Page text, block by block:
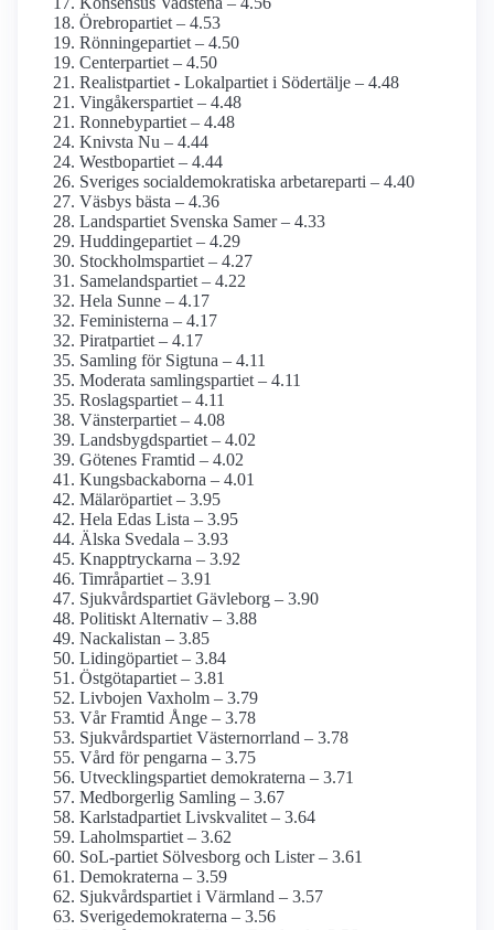
Örebropartiet – 4.53
Rönningepartiet – 4.50
Centerpartiet – 4.50
Realistpartiet - Lokalpartiet i Södertälje – 4.48
Vingåkerspartiet – 4.48
Ronnebypartiet – 4.48
Knivsta Nu – 4.44
Westbopartiet – 4.44
Sveriges social­demokratiska arbetareparti – 4.40
Väsbys bästa – 4.36
Landspartiet Svenska Samer – 4.33
Huddingepartiet – 4.29
Stockholmspartiet – 4.27
Samelandspartiet – 4.22
Hela Sunne – 4.17
Feministerna – 4.17
Piratpartiet – 4.17
Samling för Sigtuna – 4.11
Moderata samlingspartiet – 4.11
Roslagspartiet – 4.11
Vänsterpartiet – 4.08
Landsbygdspartiet – 4.02
Götenes Framtid – 4.02
Kungsbackaborna – 4.01
Mälaröpartiet – 3.95
Hela Edas Lista – 3.95
Älska Svedala – 3.93
Knapptryckarna – 3.92
Timråpartiet – 3.91
Sjukvårds­partiet Gävleborg – 3.90
Politiskt Alternativ – 3.88
Nackalistan – 3.85
Lidingöpartiet – 3.84
Östgötapartiet – 3.81
Livbojen Vaxholm – 3.79
Vår Framtid Ånge – 3.78
Sjukvårdspartiet Västernorrland – 3.78
Vård för pengarna – 3.75
Utvecklingspartiet demokraterna – 3.71
Medborgerlig Samling – 3.67
Karlstadpartiet Livskvalitet – 3.64
Laholmspartiet – 3.62
SoL-partiet Sölvesborg och Lister – 3.61
Demokraterna – 3.59
Sjukvårdspartiet i Värmland – 3.57
Sverige­demokraterna – 3.56